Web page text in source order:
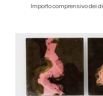
Importo comprensivo dei